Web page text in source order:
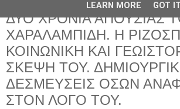
Πέμπτη 26 Μαρτίου 2026
ΔΥΟ ΧΡΟΝΙΑ ΑΠΟΥΣΙΑΣ
ΧΑΡΑΛΑΜΠΙΔΗ. Η
ΚΟΙΝΩΝΙΚΗ ΚΑΙ
ΣΚΕΨΗ ΤΟΥ.
ΔΕΣΜΕΥΣΕΙΣ ΟΣΩΝ
ΣΤΟΝ ΛΟΓΟ ΤΟΥ.
LEARN MORE GOT IT